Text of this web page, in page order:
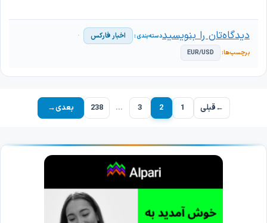
اخبار فارکس
EUR/USD
دیدگاه‌تان را بنویسید
←قبلی برگه1 برگه2 برگه3
… برگه
238 بعدی→